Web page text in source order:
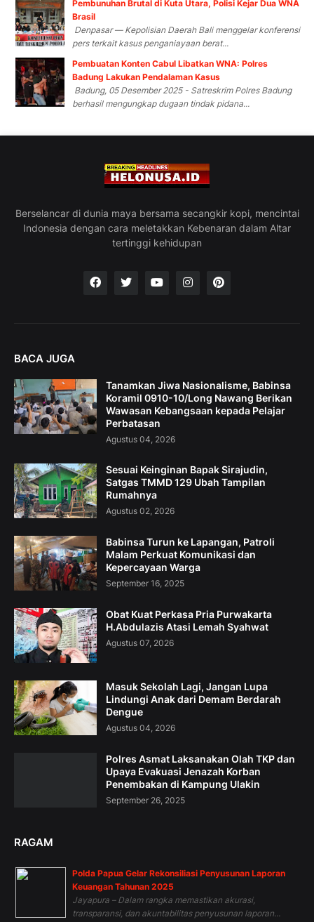
Pembunuhan Brutal di Kuta Utara, Polisi Kejar Dua WNA
Brasil
Denpasar — Kepolisian Daerah Bali menggelar konferensi
pers terkait kasus penganiayaan berat...
Pembuatan Konten Cabul Libatkan WNA: Polres
Badung Lakukan Pendalaman Kasus
Badung, 05 Desember 2025 - Satreskrim Polres Badung
berhasil mengungkap dugaan tindak pidana...
Berselancar di dunia maya bersama secangkir kopi, mencintai
Indonesia dengan cara meletakkan Kebenaran dalam Altar
tertinggi kehidupan
BACA JUGA
Tanamkan Jiwa Nasionalisme, Babinsa
Koramil 0910-10/Long Nawang Berikan
Wawasan Kebangsaan kepada Pelajar
Perbatasan
Agustus 04, 2026
Sesuai Keinginan Bapak Sirajudin,
Satgas TMMD 129 Ubah Tampilan
Rumahnya
Agustus 02, 2026
Babinsa Turun ke Lapangan, Patroli
Malam Perkuat Komunikasi dan
Kepercayaan Warga
September 16, 2025
Obat Kuat Perkasa Pria Purwakarta
H.Abdulazis Atasi Lemah Syahwat
Agustus 07, 2026
Masuk Sekolah Lagi, Jangan Lupa
Lindungi Anak dari Demam Berdarah
Dengue
Agustus 04, 2026
Polres Asmat Laksanakan Olah TKP dan
Upaya Evakuasi Jenazah Korban
Penembakan di Kampung Ulakin
September 26, 2025
RAGAM
Polda Papua Gelar Rekonsiliasi Penyusunan Laporan
Keuangan Tahunan 2025
Jayapura – Dalam rangka memastikan akurasi,
transparansi, dan akuntabilitas penyusunan laporan...